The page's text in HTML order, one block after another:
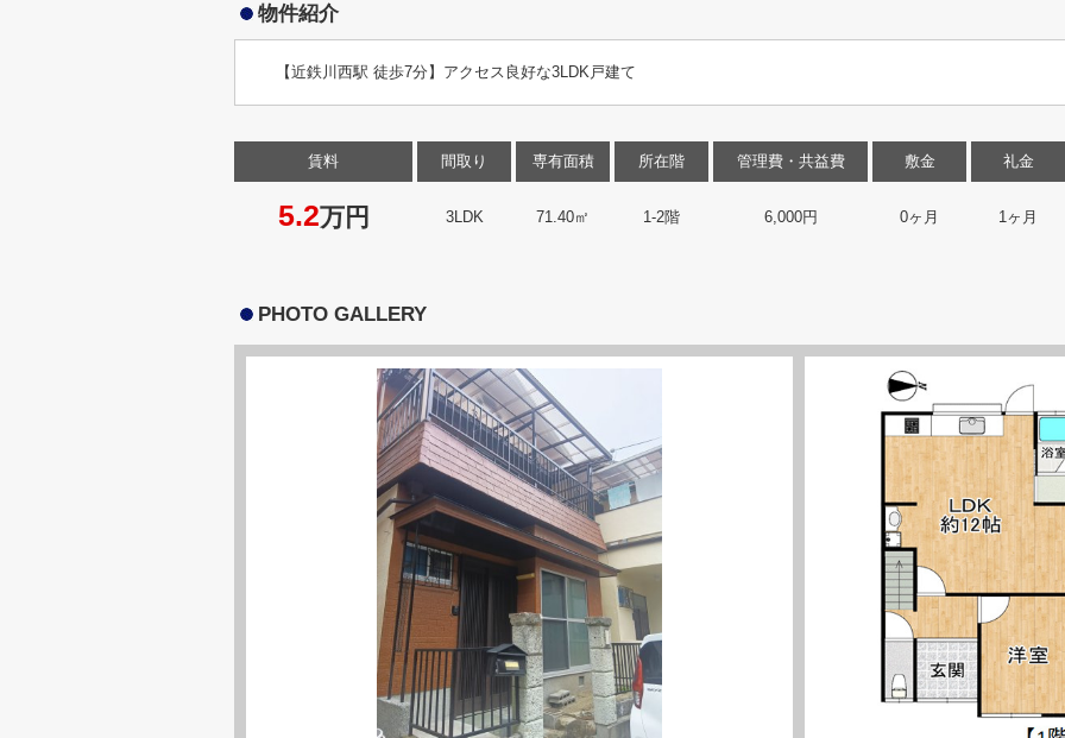
物件紹介
【近鉄川西駅 徒歩7分】アクセス良好な3LDK戸建て
賃料
5.2万円
間取り
3LDK
専有面積
71.40㎡
所在階
1-2階
管理費・共益費
6,000円
敷金
0ヶ月
礼金
1ヶ月
PHOTO GALLERY